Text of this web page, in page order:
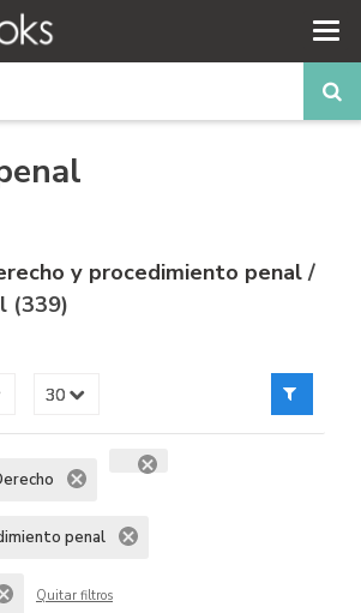
y procedimiento penal/
(339)
penal
Quitar filtros